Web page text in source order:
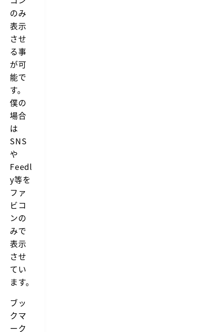
のみ
表示
させ
る事
が可
能で
す。
僕の
場合
は
SNS
や
Feedl
y等を
ファ
ビコ
ンの
みで
表示
させ
てい
ます。
ブッ
クマ
ーク